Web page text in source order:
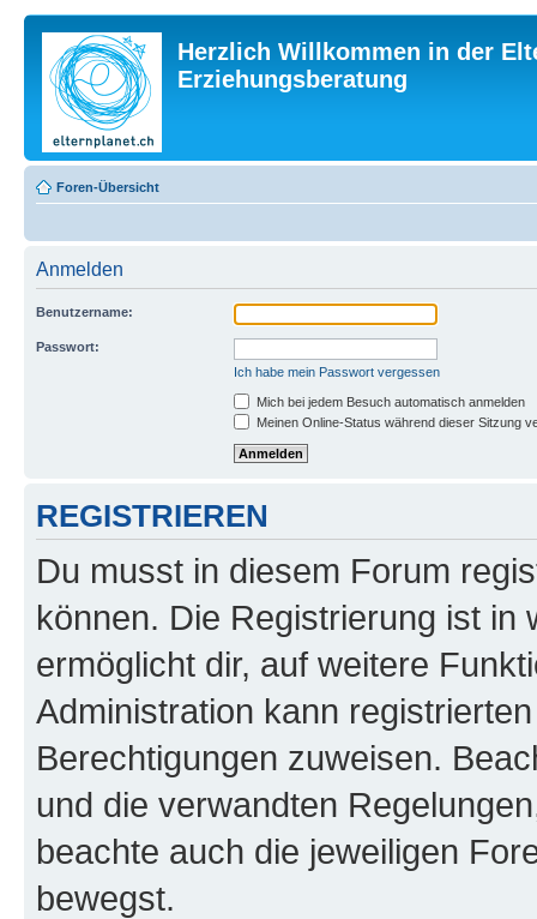
Herzlich Willkommen in der
Erziehungsberatung
Foren-Übersicht
Anmelden
Benutzername:
Passwort:
Ich habe mein Passwort vergessen
Mich bei jedem Besuch automatisch anmelden
Meinen Online-Status während dieser Sitzung
REGISTRIEREN
Du musst in diesem Forum
können. Die Registrierung ist in
ermöglicht dir, auf weitere
Administration kann
Berechtigungen zuweisen.
und die verwandten
beachte auch die jeweiligen
bewegst.